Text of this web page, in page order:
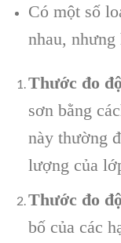
Có một số
nhau,
Thước đo
sơn bằng
này thường
lượng của
Thước đo
bố của các